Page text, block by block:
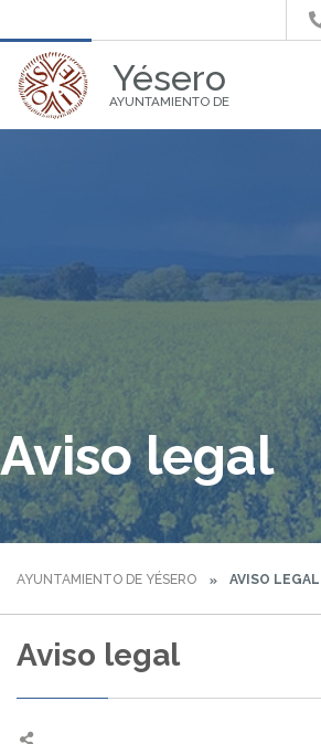
Yésero
AYUNTAMIENTO DE
Aviso legal
AYUNTAMIENTO DE YÉSERO AVISO LEGAL
Aviso legal